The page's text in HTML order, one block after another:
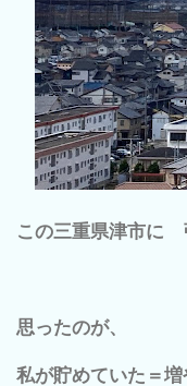
この三重県津市に
思ったのが、
私が貯めていた＝増